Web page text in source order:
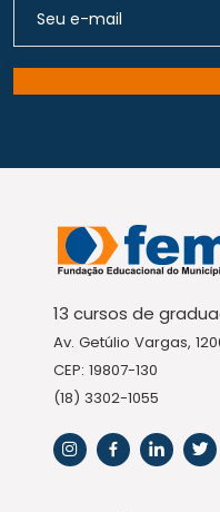
13 cursos de
Av. Getúlio Vargas,
CEP: 19807-130
(18) 3302-1055